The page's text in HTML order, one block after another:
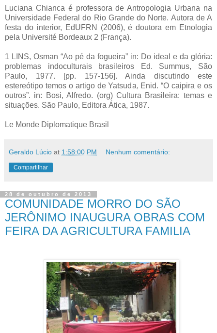
Luciana Chianca é professora de Antropologia Urbana na
Universidade Federal do Rio Grande do Norte. Autora de A
festa do interior, EdUFRN (2006), é doutora em Etnologia
pela Université Bordeaux 2 (França).
1 LINS, Osman “Ao pé da fogueira” in: Do ideal e da glória:
problemas indoculturais brasileiros Ed. Summus, São
Paulo, 1977. [pp. 157-156]. Ainda discutindo este
estereótipo temos o artigo de Yatsuda, Enid. “O caipira e os
outros”. in: Bosi, Alfredo. (org) Cultura Brasileira: temas e
situações. São Paulo, Editora Ática, 1987.
Le Monde Diplomatique Brasil
Geraldo Lúcio at 1:58:00 PM Nenhum comentário:
Compartilhar
28 de outubro de 2013
COMUNIDADE MORRO DO SÃO
JERÔNIMO INAUGURA OBRAS COM
FEIRA DA AGRICULTURA FAMILIA